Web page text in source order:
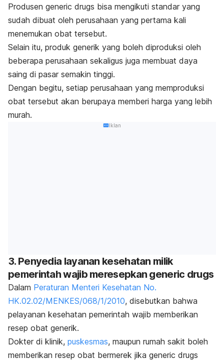
Produsen generic drugs bisa mengikuti standar yang
sudah dibuat oleh perusahaan yang pertama kali
menemukan obat tersebut.
Selain itu, produk generik yang boleh diproduksi oleh
beberapa perusahaan sekaligus juga membuat daya
saing di pasar semakin tinggi.
Dengan begitu, setiap perusahaan yang memproduksi
obat tersebut akan berupaya memberi harga yang lebih
murah.
Iklan
3. Penyedia layanan kesehatan milik
pemerintah wajib meresepkan generic drugs
Dalam Peraturan Menteri Kesehatan No.
HK.02.02/MENKES/068/1/2010, disebutkan bahwa
pelayanan kesehatan pemerintah wajib memberikan
resep obat generik.
Dokter di klinik, puskesmas, maupun rumah sakit boleh
memberikan resep obat bermerek jika generic drugs